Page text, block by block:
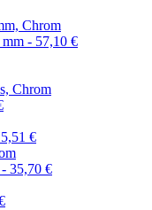
- 57,10 €
€
35,70 €